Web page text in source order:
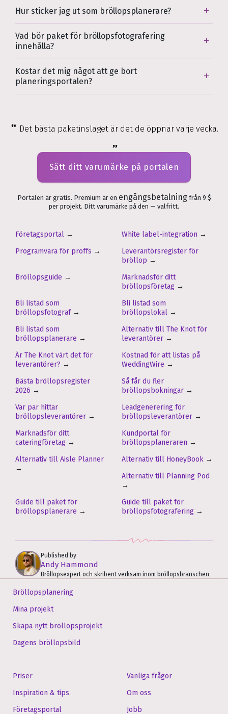
Hur sticker jag ut som bröllopsplanerare?
Vad bör paket för bröllopsfotografering
innehålla?
Kostar det mig något att ge bort
planeringsportalen?
Det bästa paketinslaget är det de öppnar varje vecka.
Sätt ditt varumärke på portalen
Portalen är gratis. Premium är en engångsbetalningfrån 9 $
per projekt. Ditt varumärke på den — valfritt.
Företagsportal → White label-integration →
Programvara för proffs →
Leverantörsregister för
bröllop →
Bröllopsguide →
Marknadsför ditt
bröllopsföretag →
Bli listad som
bröllopsfotograf→
Bli listad som
bröllopslokal →
Bli listad som
bröllopsplanerare →
Alternativ till The Knot för
leverantörer →
Är The Knot värt det för
leverantörer? →
Kostnad för att listas på
WeddingWire →
Bästa bröllopsregister
2026 →
Så får du fler
bröllopsbokningar →
Var par hittar
bröllopsleverantörer →
Leadgenerering för
bröllopsleverantörer →
Marknadsför ditt
cateringföretag →
Kundportal för
bröllopsplaneraren →
Alternativ till Aisle Planner
→
Alternativ till HoneyBook →
Alternativ till Planning Pod
→
Guide till paket för
bröllopsplanerare →
Guide till paket för
bröllopsfotografering →
Published by
Andy Hammond
Bröllopsexpert och skribent verksam inom bröllopsbranschen
Bröllopsplanering
Mina projekt
Skapa nytt bröllopsprojekt
Dagens bröllopsbild
Priser
Inspiration & tips
Företagsportal
Vanliga frågor
Om oss
Jobb